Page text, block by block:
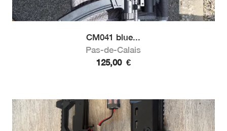
CM041 blue...
Pas-de-Calais
125,00 €